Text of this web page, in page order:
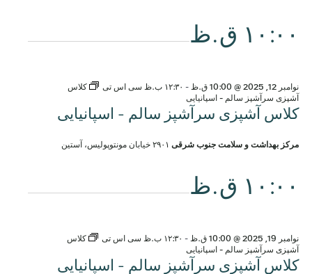
۱۰:۰۰ ق.ظ
کلاس آشپزی سرآشپز سالم - اسپانیایی
نوامبر 12, 2025 @ 10:00 ق.ظ - ۱۲:۳۰ ب.ظ سی اس تی
کلاس
آشپزی سرآشپز سالم - اسپانیایی
مرکز بهداشت و سلامت جنوب شرقی ۲۹۰۱ خیابان مونتوپولیس، آستین
۱۰:۰۰ ق.ظ
کلاس آشپزی سرآشپز سالم - اسپانیایی
نوامبر 19, 2025 @ 10:00 ق.ظ - ۱۲:۳۰ ب.ظ سی اس تی
کلاس
آشپزی سرآشپز سالم - اسپانیایی